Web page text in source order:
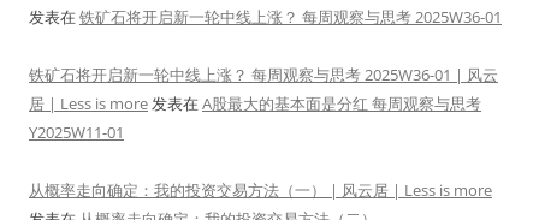
发表在铁矿石将开启新一轮中线上涨？ 每周观察与思考 2025W36-01
铁矿石将开启新一轮中线上涨？ 每周观察与思考 2025W36-01 | 风云
居 | Less is more发表在A股最大的基本面是分红 每周观察与思考
Y2025W11-01
从概率走向确定：我的投资交易方法（一） | 风云居 | Less is more